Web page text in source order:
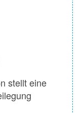
stellt eine